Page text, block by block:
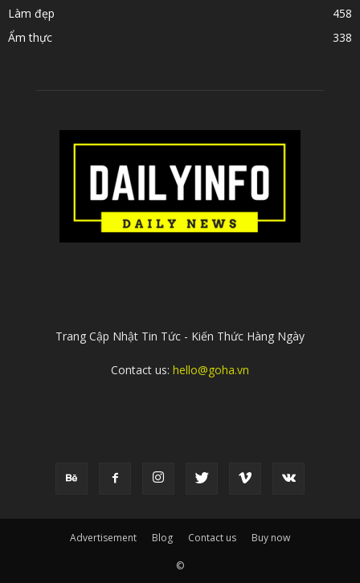
Làm đẹp
458
Ẩm thực
338
Trang Cập Nhật Tin Tức - Kiến Thức Hàng Ngày
Contact us: hello@goha.vn
Advertisement Blog Contact us Buy now
©